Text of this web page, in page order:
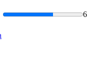
6